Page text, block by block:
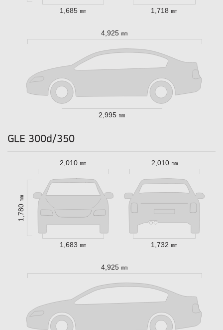
1,685 ㎜ 1,718 ㎜
4,925 ㎜
2,995 ㎜
GLE 300d/350
2,010 ㎜ 2,010 ㎜
1,780 ㎜
1,683 ㎜ 1,732 ㎜
4,925 ㎜